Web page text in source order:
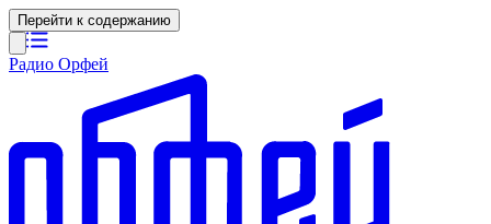
Перейти к содержанию
Радио Орфей